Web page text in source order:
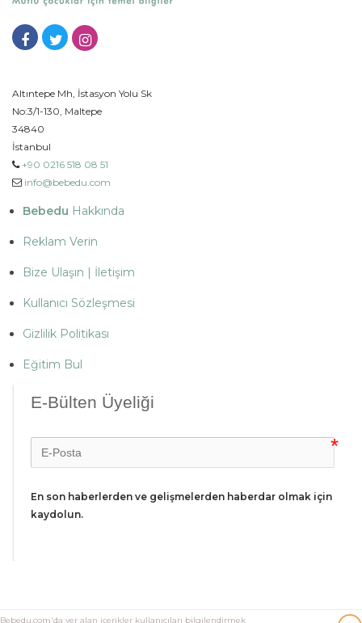
Altıntepe Mh, İstasyon Yolu Sk
No:3/1-130, Maltepe
34840
İstanbul
+90 0216 518 08 51
info@bebedu.com
Bebedu Hakkında
Reklam Verin
Bize Ulaşın | İletişim
Kullanıcı Sözleşmesi
Gizlilik Politikası
Eğitim Bul
E-Bülten Üyeliği
En son haberlerden ve gelişmelerden haberdar olmak için
kaydolun.
Bebedu.com'da yer alan içerikler kullanıcıları bilgilendirmek